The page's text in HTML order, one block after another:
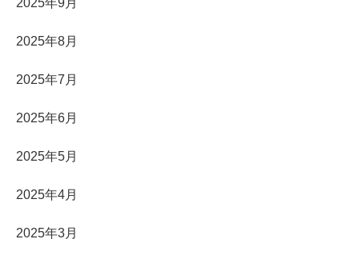
2025年8月
2025年7月
2025年6月
2025年5月
2025年4月
2025年3月